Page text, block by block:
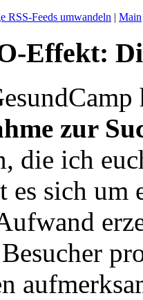
RSS-Feeds umwandeln | Main
Effekt:
zur
die ich
es sich